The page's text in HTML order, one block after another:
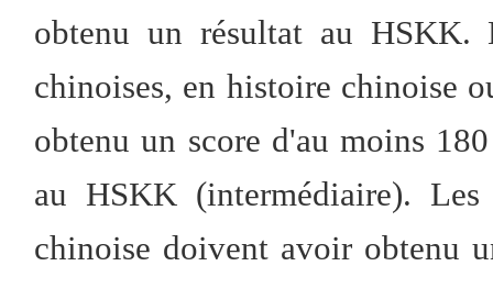
obtenu un résultat au HSKK.
chinoises, en histoire chinoise
obtenu un score d'au moins
au HSKK (intermédiaire).
chinoise doivent avoir obtenu